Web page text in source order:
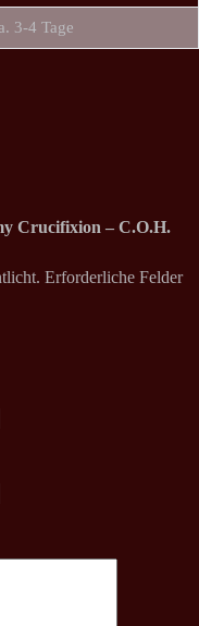
3-4 Tage
Crucifixion – C.O.H.
Erforderliche Felder